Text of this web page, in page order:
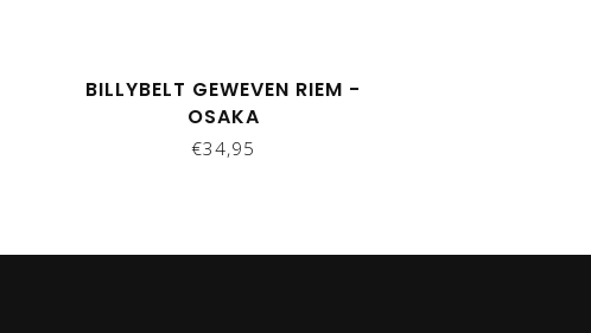
BILLYBELT GEWEVEN RIEM -
OSAKA
€34,95